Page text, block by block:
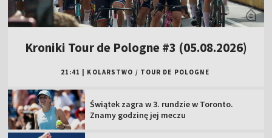
Kroniki Tour de Pologne #3 (05.08.2026)
21:41 KOLARSTWO / TOUR DE POLOGNE
Świątek zagra w 3. rundzie w Toronto.
Znamy godzinę jej meczu